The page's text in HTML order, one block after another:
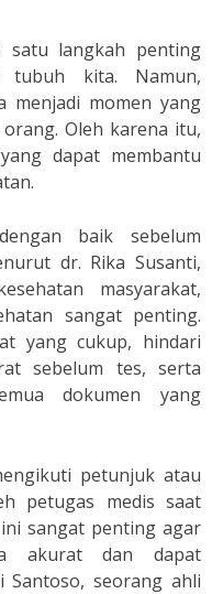
satu langkah penting
tubuh kita. Namun,
menjadi momen yang
Oleh karena itu,
dapat membantu
baik sebelum
dr. Rika Susanti,
masyarakat,
sangat penting.
yang cukup, hindari
sebelum tes, serta
dokumen yang
petunjuk atau
petugas medis saat
sangat penting agar
akurat dan dapat
Santoso, seorang ahli